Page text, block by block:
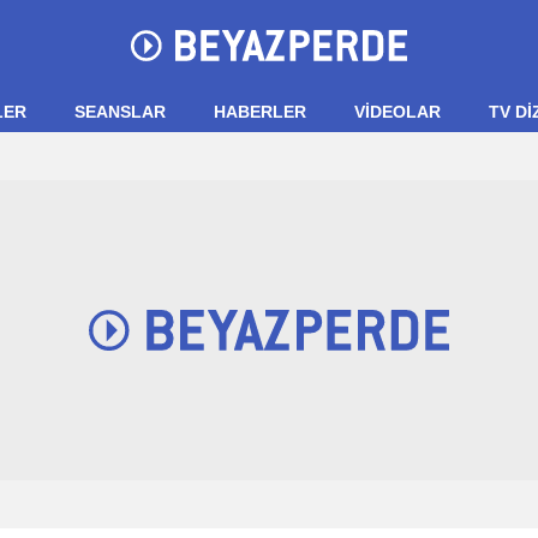
SEANSLAR HABERLER VIDEOLAR TV